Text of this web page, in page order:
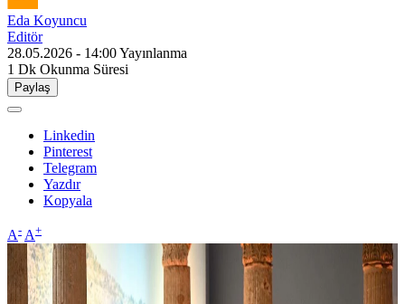
Eda Koyuncu
Editör
28.05.2026 - 14:00Yayınlanma
1 Dk Okunma Süresi
Paylaş
Linkedin
Pinterest
Telegram
Yazdır
Kopyala
A- A+